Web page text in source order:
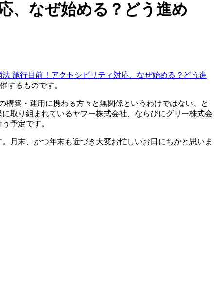
、なぜ始める？どう進め
施行目前！アクセシビリティ対応、なぜ始める？どう進
するものです。
構築・運用に携わる方々と無関係というわけではない、と
取り組まれているヤフー株式会社、ならびにグリー株式会
予定です。
月末、かつ年末も近づき大変お忙しいお日にちかと思いま